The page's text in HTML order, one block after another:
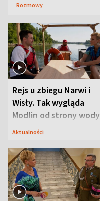
Rozmowy
Rejs u zbiegu Narwi i
Wisły. Tak wygląda
Modlin od strony wody
Aktualności